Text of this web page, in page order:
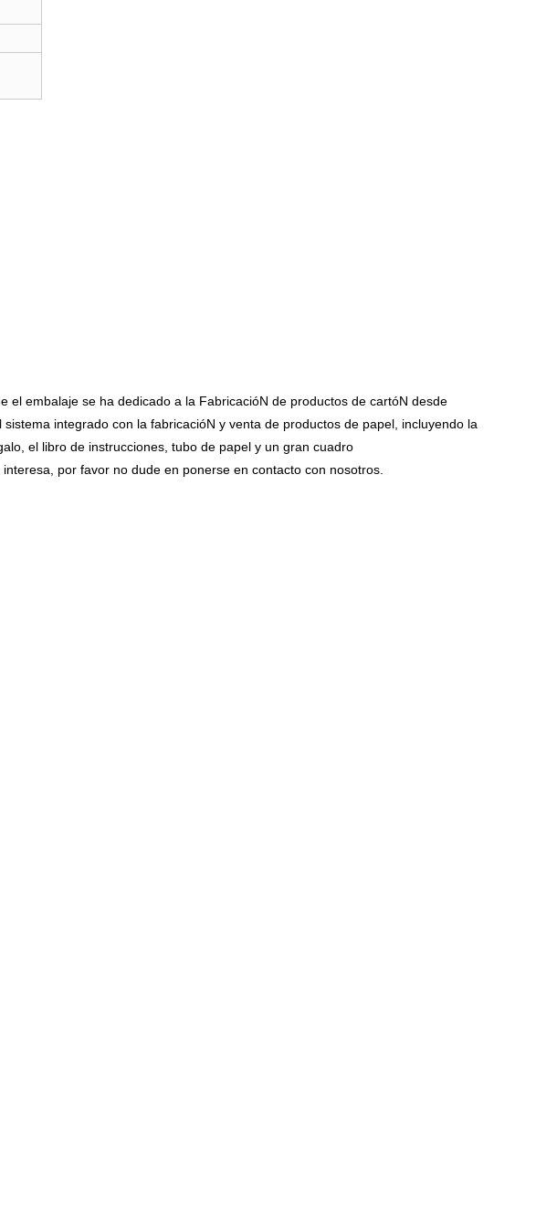
embalaje se ha dedicado a la FabricacióN de productos de cartóN desde
integrado con la fabricacióN y venta de productos de papel, incluyendo la
el libro de instrucciones, tubo de papel y un gran cuadro
por favor no dude en ponerse en contacto con nosotros.